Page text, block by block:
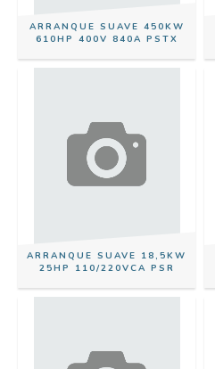
ARRANQUE SUAVE 450KW
610HP 400V 840A PSTX
ARRANQUE SUAVE 18,5KW
25HP 110/220VCA PSR